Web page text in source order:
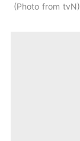
Photo from tvN